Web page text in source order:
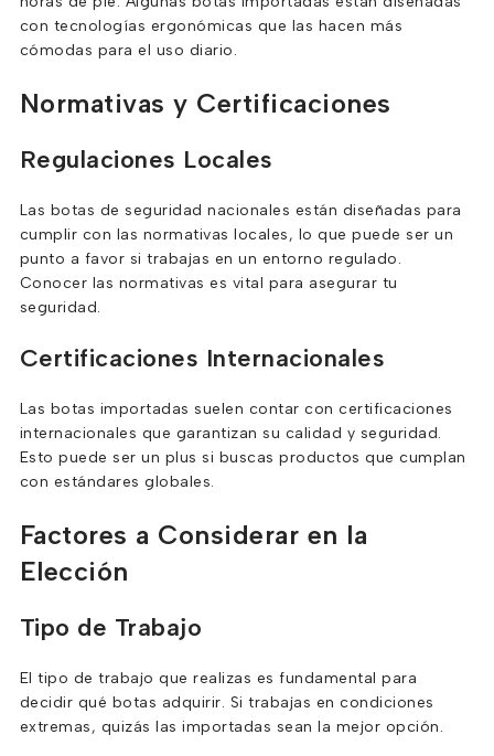
con tecnologías ergonómicas que las hacen más
cómodas para el uso diario.
Normativas y Certificaciones
Regulaciones Locales
Las botas de seguridad nacionales están diseñadas para
cumplir con las normativas locales, lo que puede ser un
punto a favor si trabajas en un entorno regulado.
Conocer las normativas es vital para asegurar tu
seguridad.
Certificaciones Internacionales
Las botas importadas suelen contar con certificaciones
internacionales que garantizan su calidad y seguridad.
Esto puede ser un plus si buscas productos que cumplan
con estándares globales.
Factores a Considerar en la
Elección
Tipo de Trabajo
El tipo de trabajo que realizas es fundamental para
decidir qué botas adquirir. Si trabajas en condiciones
extremas, quizás las importadas sean la mejor opción.